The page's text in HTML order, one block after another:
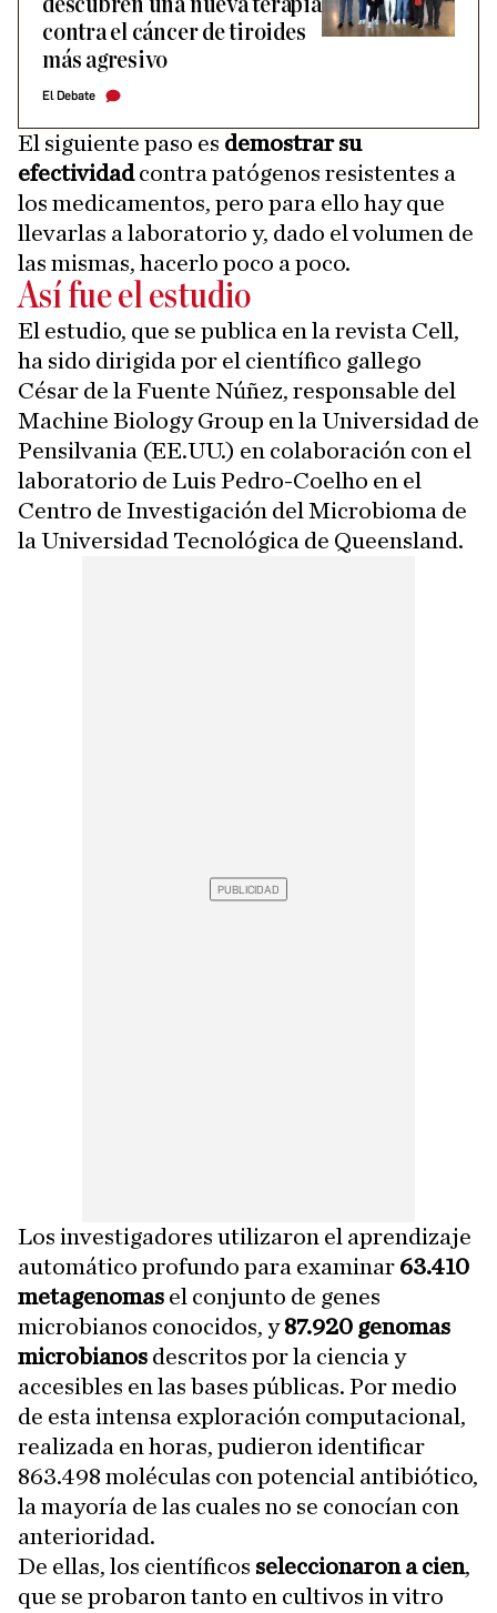
descubren una nueva terapia
contra el cáncer de tiroides
más agresivo
El Debate
El siguiente paso es demostrar su
efectividadcontra patógenos resistentes a
los medicamentos, pero para ello hay que
llevarlas a laboratorio y, dado el volumen de
las mismas, hacerlo poco a poco.
Así fue el estudio
El estudio, que se publica en la revista Cell,
ha sido dirigida por el científico gallego
César de la Fuente Núñez, responsable del
Machine Biology Group en la Universidad de
Pensilvania (EE.UU.) en colaboración con el
laboratorio de Luis Pedro-Coelho en el
Centro de Investigación del Microbioma de
la Universidad Tecnológica de Queensland.
Los investigadores utilizaron el aprendizaje
automático profundo para examinar 63.410
metagenomas el conjunto de genes
microbianos conocidos, y87.920 genomas
microbianos descritos por la ciencia y
accesibles en las bases públicas. Por medio
de esta intensa exploración computacional,
realizada en horas, pudieron identificar
863.498 moléculas con potencial antibiótico,
la mayoría de las cuales no se conocían con
anterioridad.
De ellas, los científicos seleccionaron a cien,
que se probaron tanto en cultivos in vitro